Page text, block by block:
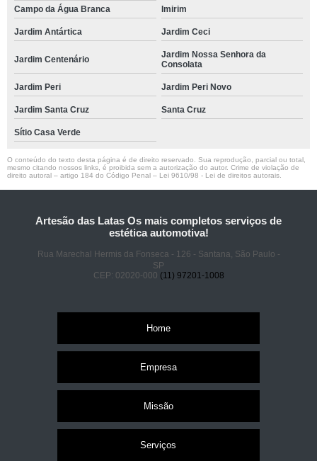
Campo da Água Branca
Imirim
Jardim Antártica Jardim Ceci
Jardim Centenário
Jardim Nossa Senhora da
Consolata
Jardim Peri Jardim Peri Novo
Jardim Santa Cruz Santa Cruz
Sítio Casa Verde
O conteúdo do texto desta página é de direito reservado. Sua reprodução, parcial ou total,
mesmo citando nossos links, é proibida sem a autorização do autor. Crime de violação de
direito autoral – artigo 184 do Código Penal – Lei 9610/98 - Lei de direitos autorais
Artesão das Latas Os mais completos serviços de
estética automotiva!
Rua Marechal Hermis da Fonseca - 126 - Santana, São Paulo -
SP
CEP: 02020-000 (11) 97201-1008
Home
Empresa
Missão
Serviços